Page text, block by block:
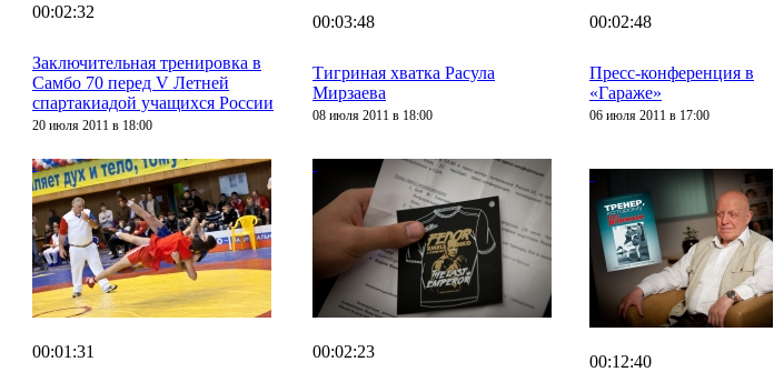
00:02:32
Заключительная тренировка в
Самбо 70 перед V Летней
спартакиадой учащихся России
20 июля 2011 в 18:00
00:03:48
Тигриная хватка Расула
Мирзаева
08 июля 2011 в 18:00
00:02:48
Пресс-конференция в
«Гараже»
06 июля 2011 в 17:00
00:01:31 00:02:23
00:12:40